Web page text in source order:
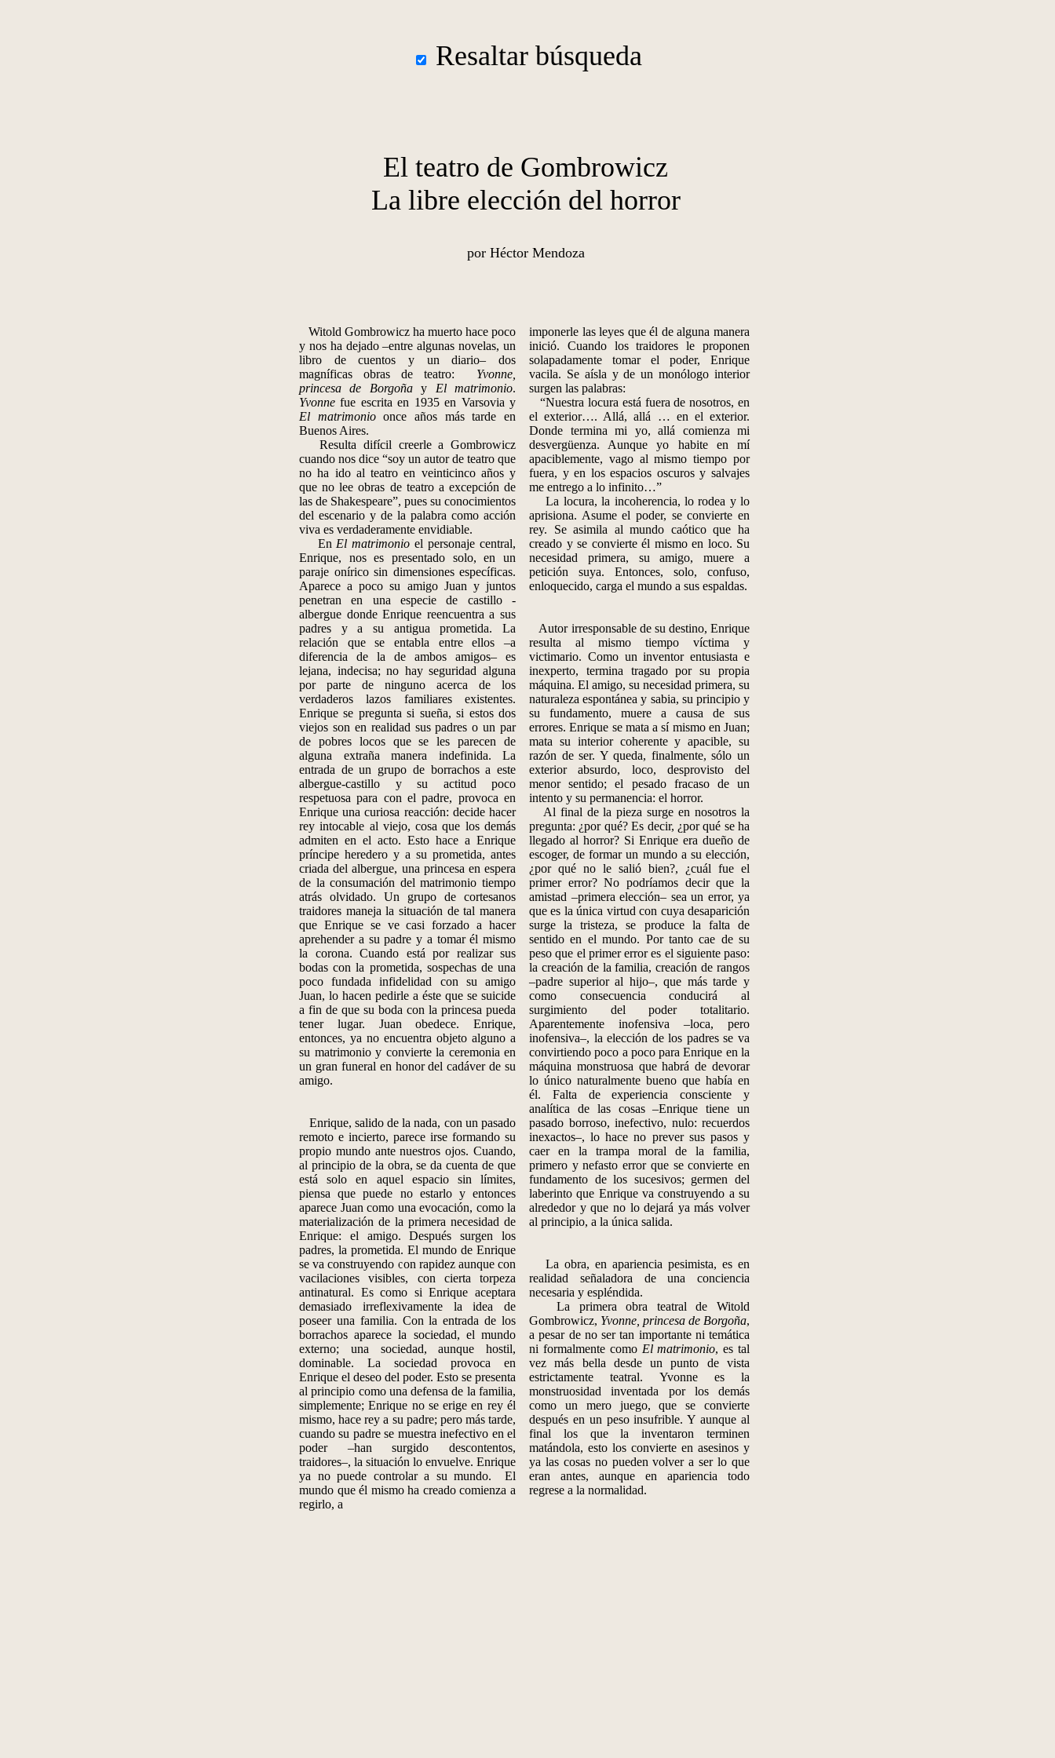
Resaltar búsqueda
El teatro de Gombrowicz
La libre elección del horror
por Héctor Mendoza
Witold Gombrowicz ha muerto hace poco
y nos ha dejado –entre algunas novelas, un
libro de cuentos y un diario– dos
magníficas obras de teatro: Yvonne,
princesa de Borgoñay El matrimonio.
Yvonne fue escrita en 1935 en Varsovia y
El matrimonioonce años más tarde en
Buenos Aires.
Resulta difícil creerle a Gombrowicz
cuando nos dice “soy un autor de teatro que
no ha ido al teatro en veinticinco años y
que no lee obras de teatro a excepción de
las de Shakespeare”, pues su conocimientos
del escenario y de la palabra como acción
viva es verdaderamente envidiable.
En El matrimonio el personaje central,
Enrique, nos es presentado solo, en un
paraje onírico sin dimensiones específicas.
Aparece a poco su amigo Juan y juntos
penetran en una especie de castillo -
albergue donde Enrique reencuentra a sus
padres y a su antigua prometida. La
relación que se entabla entre ellos –a
diferencia de la de ambos amigos– es
lejana, indecisa; no hay seguridad alguna
por parte de ninguno acerca de los
verdaderos lazos familiares existentes.
Enrique se pregunta si sueña, si estos dos
viejos son en realidad sus padres o un par
de pobres locos que se les parecen de
alguna extraña manera indefinida. La
entrada de un grupo de borrachos a este
albergue-castillo y su actitud poco
respetuosa para con el padre, provoca en
Enrique una curiosa reacción: decide hacer
rey intocable al viejo, cosa que los demás
admiten en el acto. Esto hace a Enrique
príncipe heredero y a su prometida, antes
criada del albergue, una princesa en espera
de la consumación del matrimonio tiempo
atrás olvidado. Un grupo de cortesanos
traidores maneja la situación de tal manera
que Enrique se ve casi forzado a hacer
aprehender a su padre y a tomar él mismo
la corona. Cuando está por realizar sus
bodas con la prometida, sospechas de una
poco fundada infidelidad con su amigo
Juan, lo hacen pedirle a éste que se suicide
a fin de que su boda con la princesa pueda
tener lugar. Juan obedece. Enrique,
entonces, ya no encuentra objeto alguno a
su matrimonio y convierte la ceremonia en
un gran funeral en honor del cadáver de su
amigo.
Enrique, salido de la nada, con un pasado
remoto e incierto, parece irse formando su
propio mundo ante nuestros ojos. Cuando,
al principio de la obra, se da cuenta de que
está solo en aquel espacio sin límites,
piensa que puede no estarlo y entonces
aparece Juan como una evocación, como la
materialización de la primera necesidad de
Enrique: el amigo. Después surgen los
padres, la prometida. El mundo de Enrique
se va construyendo con rapidez aunque con
vacilaciones visibles, con cierta torpeza
antinatural. Es como si Enrique aceptara
demasiado irreflexivamente la idea de
poseer una familia. Con la entrada de los
borrachos aparece la sociedad, el mundo
externo; una sociedad, aunque hostil,
dominable. La sociedad provoca en
Enrique el deseo del poder. Esto se presenta
al principio como una defensa de la familia,
simplemente; Enrique no se erige en rey él
mismo, hace rey a su padre; pero más tarde,
cuando su padre se muestra inefectivo en el
poder –han surgido descontentos,
traidores–, la situación lo envuelve. Enrique
ya no puede controlar a su mundo. El
mundo que él mismo ha creado comienza a
regirlo, a
imponerle las leyes que él de alguna manera
inició. Cuando los traidores le proponen
solapadamente tomar el poder, Enrique
vacila. Se aísla y de un monólogo interior
surgen las palabras:
“Nuestra locura está fuera de nosotros, en
el exterior…. Allá, allá … en el exterior.
Donde termina mi yo, allá comienza mi
desvergüenza. Aunque yo habite en mí
apaciblemente, vago al mismo tiempo por
fuera, y en los espacios oscuros y salvajes
me entrego a lo infinito…”
La locura, la incoherencia, lo rodea y lo
aprisiona. Asume el poder, se convierte en
rey. Se asimila al mundo caótico que ha
creado y se convierte él mismo en loco. Su
necesidad primera, su amigo, muere a
petición suya. Entonces, solo, confuso,
enloquecido, carga el mundo a sus espaldas.
Autor irresponsable de su destino, Enrique
resulta al mismo tiempo víctima y
victimario. Como un inventor entusiasta e
inexperto, termina tragado por su propia
máquina. El amigo, su necesidad primera, su
naturaleza espontánea y sabia, su principio y
su fundamento, muere a causa de sus
errores. Enrique se mata a sí mismo en Juan;
mata su interior coherente y apacible, su
razón de ser. Y queda, finalmente, sólo un
exterior absurdo, loco, desprovisto del
menor sentido; el pesado fracaso de un
intento y su permanencia: el horror.
Al final de la pieza surge en nosotros la
pregunta: ¿por qué? Es decir, ¿por qué se ha
llegado al horror? Si Enrique era dueño de
escoger, de formar un mundo a su elección,
¿por qué no le salió bien?, ¿cuál fue el
primer error? No podríamos decir que la
amistad –primera elección– sea un error, ya
que es la única virtud con cuya desaparición
surge la tristeza, se produce la falta de
sentido en el mundo. Por tanto cae de su
peso que el primer error es el siguiente paso:
la creación de la familia, creación de rangos
–padre superior al hijo–, que más tarde y
como consecuencia conducirá al
surgimiento del poder totalitario.
Aparentemente inofensiva –loca, pero
inofensiva–, la elección de los padres se va
convirtiendo poco a poco para Enrique en la
máquina monstruosa que habrá de devorar
lo único naturalmente bueno que había en
él. Falta de experiencia consciente y
analítica de las cosas –Enrique tiene un
pasado borroso, inefectivo, nulo: recuerdos
inexactos–, lo hace no prever sus pasos y
caer en la trampa moral de la familia,
primero y nefasto error que se convierte en
fundamento de los sucesivos; germen del
laberinto que Enrique va construyendo a su
alrededor y que no lo dejará ya más volver
al principio, a la única salida.
La obra, en apariencia pesimista, es en
realidad señaladora de una conciencia
necesaria y espléndida.
La primera obra teatral de Witold
Gombrowicz, Yvonne, princesa de Borgoña,
a pesar de no ser tan importante ni temática
ni formalmente como El matrimonio, es tal
vez más bella desde un punto de vista
estrictamente teatral. Yvonne es la
monstruosidad inventada por los demás
como un mero juego, que se convierte
después en un peso insufrible. Y aunque al
final los que la inventaron terminen
matándola, esto los convierte en asesinos y
ya las cosas no pueden volver a ser lo que
eran antes, aunque en apariencia todo
regrese a la normalidad.